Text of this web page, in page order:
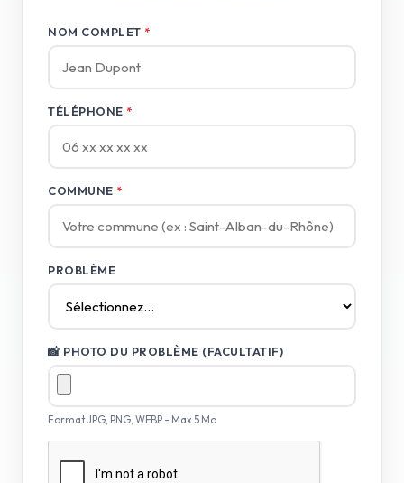
NOM COMPLET *
TÉLÉPHONE *
COMMUNE *
PROBLÈME
📸 PHOTO DU PROBLÈME (FACULTATIF)
Format JPG, PNG, WEBP - Max 5 Mo